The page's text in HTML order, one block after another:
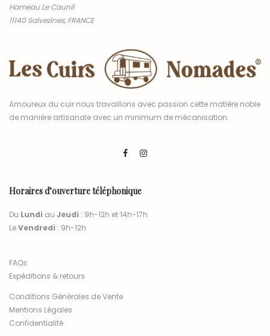
Hameau Le Caunil
11140 Salvezines, FRANCE
Amoureux du cuir nous travaillons avec passion cette matière noble
de manière artisanale avec un minimum de mécanisation.
Horaires d’ouverture téléphonique
Du Lundi au Jeudi : 9h-12h et 14h-17h
LeVendredi : 9h-12h
FAQs
Expéditions & retours
Conditions Générales de Vente
Mentions Légales
Confidentialité